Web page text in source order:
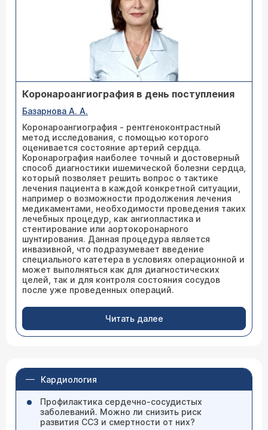
Коронароангиография в день поступления
Базарнова А. А.
Коронароангиография - рентгеноконтрастный
метод исследования, с помощью которого
оценивается состояние артерий сердца.
Коронарография наиболее точный и достоверный
способ диагностики ишемической болезни сердца,
который позволяет решить вопрос о тактике
лечения пациента в каждой конкретной ситуации,
например о возможности продолжения лечения
медикаментами, необходимости проведения таких
лечебных процедур, как ангиопластика и
стентирование или аортокоронарного
шунтирования. Данная процедура является
инвазивной, что подразумевает введение
специального катетера в условиях операционной и
может выполняться как для диагностических
целей, так и для контроля состояния сосудов
после уже проведенных операций.
Читать далее
Кардиология
Профилактика сердечно-сосудистых
заболеваний. Можно ли снизить риск
развития ССЗ и смертности от них?